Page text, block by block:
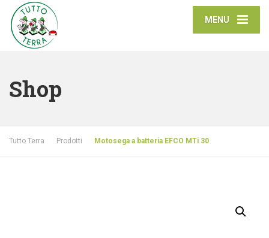
MENU
Shop
Tutto Terra Prodotti Motosega a batteria EFCO MTi 30